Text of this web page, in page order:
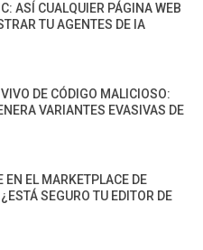
ASÍ CUALQUIER PÁGINA WEB
TU AGENTES DE IA
DE CÓDIGO MALICIOSO:
VARIANTES EVASIVAS DE
EN EL MARKETPLACE DE
SEGURO TU EDITOR DE